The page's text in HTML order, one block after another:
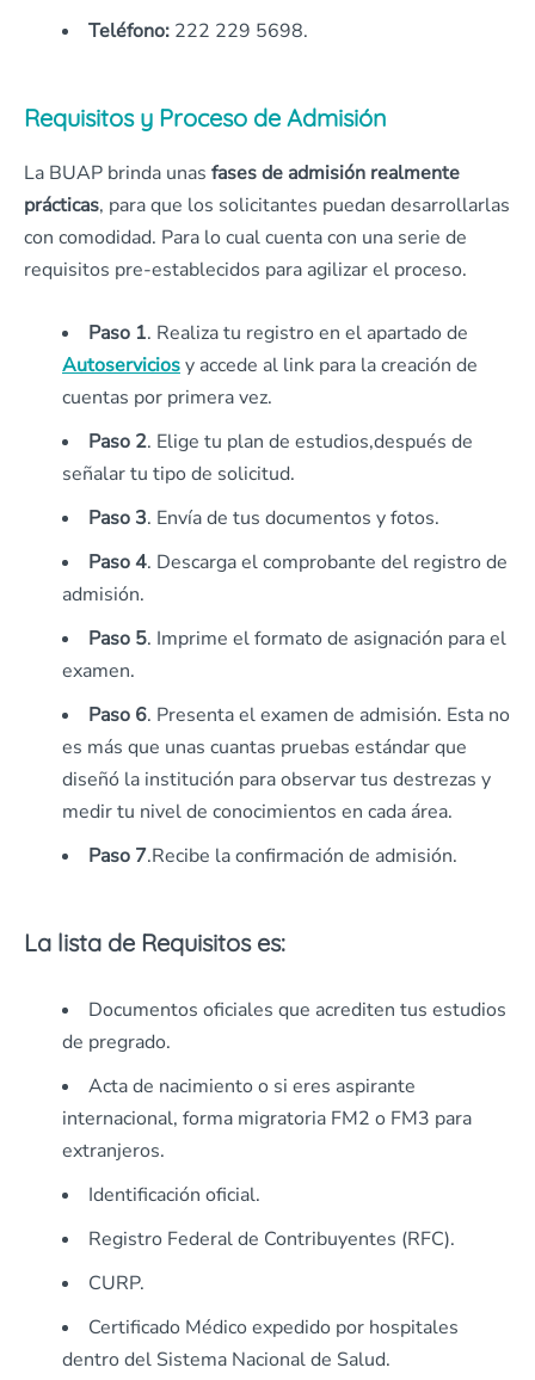
Teléfono: 222 229 5698.
Requisitos y Proceso de Admisión
La BUAP brinda unas fases de admisión realmente
prácticas, para que los solicitantes puedan desarrollarlas
con comodidad. Para lo cual cuenta con una serie de
requisitos pre-establecidos para agilizar el proceso.
Paso 1. Realiza tu registro en el apartado de
Autoserviciosy accede al link para la creación de
cuentas por primera vez.
Paso 2. Elige tu plan de estudios,después de
señalar tu tipo de solicitud.
Paso 3. Envía de tus documentos y fotos.
Paso 4. Descarga el comprobante del registro de
admisión.
Paso 5. Imprime el formato de asignación para el
examen.
Paso 6. Presenta el examen de admisión. Esta no
es más que unas cuantas pruebas estándar que
diseñó la institución para observar tus destrezas y
medir tu nivel de conocimientos en cada área.
Paso 7.Recibe la confirmación de admisión.
La lista de Requisitos es:
Documentos oficiales que acrediten tus estudios
de pregrado.
Acta de nacimiento o si eres aspirante
internacional, forma migratoria FM2 o FM3 para
extranjeros.
Identificación oficial.
Registro Federal de Contribuyentes (RFC).
CURP.
Certificado Médico expedido por hospitales
dentro del Sistema Nacional de Salud.